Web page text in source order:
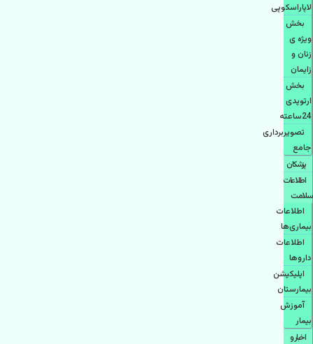
لاپاراسکوپی
بخش
ویژه ی
زنان و
زایمان
بخش
ارتوپدی
24ساعته
تصویربرداری
جامع
پزشكان
اطلاعات
سلامت
اطلاعات
بیماری‌ها
اطلاعات
دارو‌ها
اپليكيشن
بيمارستان
آموزش
بیمار
اخبار و